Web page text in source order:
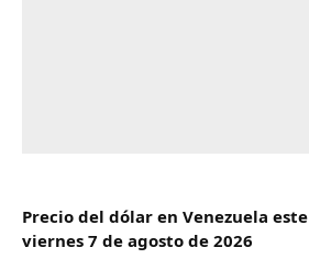
Precio del dólar en Venezuela este
viernes 7 de agosto de 2026